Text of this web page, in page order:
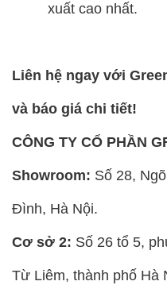
xuất cao nhất.
Liên hệ ngay với
và báo giá chi tiết!
CÔNG TY CỔ PHẦN
Showroom: Số 28,
Đình, Hà Nội.
Cơ sở 2: Số 26 tổ 5,
Từ Liêm, thành phố Hà